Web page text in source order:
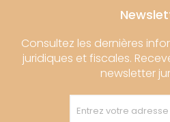
Consultez les dernières
juridiques et fiscales.
newsletter
Entrez votre